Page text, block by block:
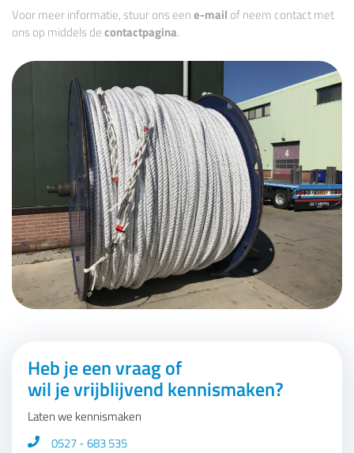
Voor meer informatie, stuur ons eene-mail of neem contact met
ons op middels decontactpagina.
Heb je een vraag of
wil je vrijblijvend kennismaken?
Laten we kennismaken
0527 - 683 535